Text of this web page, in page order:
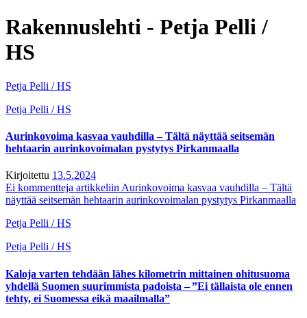
Rakennuslehti - Petja Pelli /
HS
Petja Pelli / HS
Petja Pelli / HS
Aurinkovoima kasvaa vauhdilla – Tältä näyttää seitsemän
hehtaarin aurinkovoimalan pystytys Pirkanmaalla
Kirjoitettu 13.5.2024
Ei kommentteja artikkeliin Aurinkovoima kasvaa vauhdilla – Tältä
näyttää seitsemän hehtaarin aurinkovoimalan pystytys Pirkanmaalla
Petja Pelli / HS
Petja Pelli / HS
Kaloja varten tehdään lähes kilometrin mittainen ohitusuoma
yhdellä Suomen suurimmista padoista – ”Ei tällaista ole ennen
tehty, ei Suomessa eikä maailmalla”